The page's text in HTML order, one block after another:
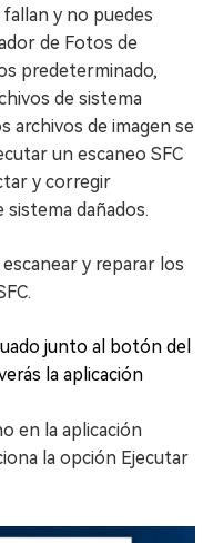
y no puedes
de Fotos de
predeterminado,
de sistema
archivos de imagen se
un escaneo SFC
y corregir
dañados.
y reparar los
junto al botón del
la aplicación
en la aplicación
la opción Ejecutar